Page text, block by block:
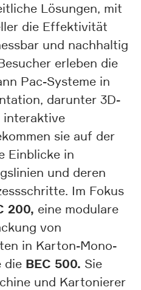
Lösungen, mit
die Effektivität
und nachhaltig
erleben die
Pac-Systeme in
darunter 3D-
interaktive
sie auf der
Einblicke in
und deren
Im Fokus
200, eine modulare
von
in Karton-Mono-
die BEC 500. Sie
und Kartonierer